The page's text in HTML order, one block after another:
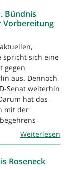
Bündnis
Vorbereitung
spricht sich eine
gegen
aus. Dennoch
Senat weiterhin
hat das
mit der
Weiterlesen
Roseneck